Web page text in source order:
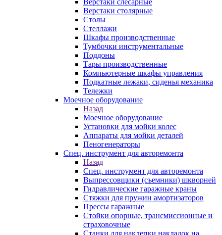
Верстаки слесарные
Верстаки столярные
Столы
Стеллажи
Шкафы производственные
Тумбочки инструментальные
Поддоны
Тары производственные
Компьютерные шкафы управления
Подкатные лежаки, сиденья механика
Тележки
Моечное оборудование
Назад
Моечное оборудование
Установки для мойки колес
Аппараты для мойки деталей
Пеногенераторы
Спец. инструмент для авторемонта
Назад
Спец. инструмент для авторемонта
Выпрессовщики (съемники) шкворней
Гидравлические гаражные краны
Стяжки для пружин амортизаторов
Прессы гаражные
Стойки опорные, трансмиссионные и
страховочные
Станки для наклепки накладок на